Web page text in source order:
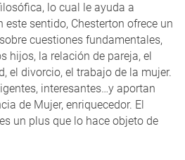
lo cual le ayuda a
este sentido, Chesterton ofrece un
cuestiones fundamentales,
hijos, la relación de pareja, el
el divorcio, el trabajo de la mujer.
interesantes…y aportan
de Mujer, enriquecedor. El
un plus que lo hace objeto de